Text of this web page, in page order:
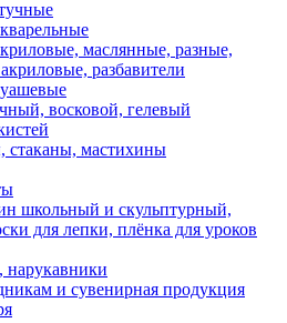
маслянные, разные,
разбавители
восковой, гелевый
стаканы, мастихины
школьный и скульптурный,
для лепки, плёнка для уроков
нарукавники
и сувенирная продукция